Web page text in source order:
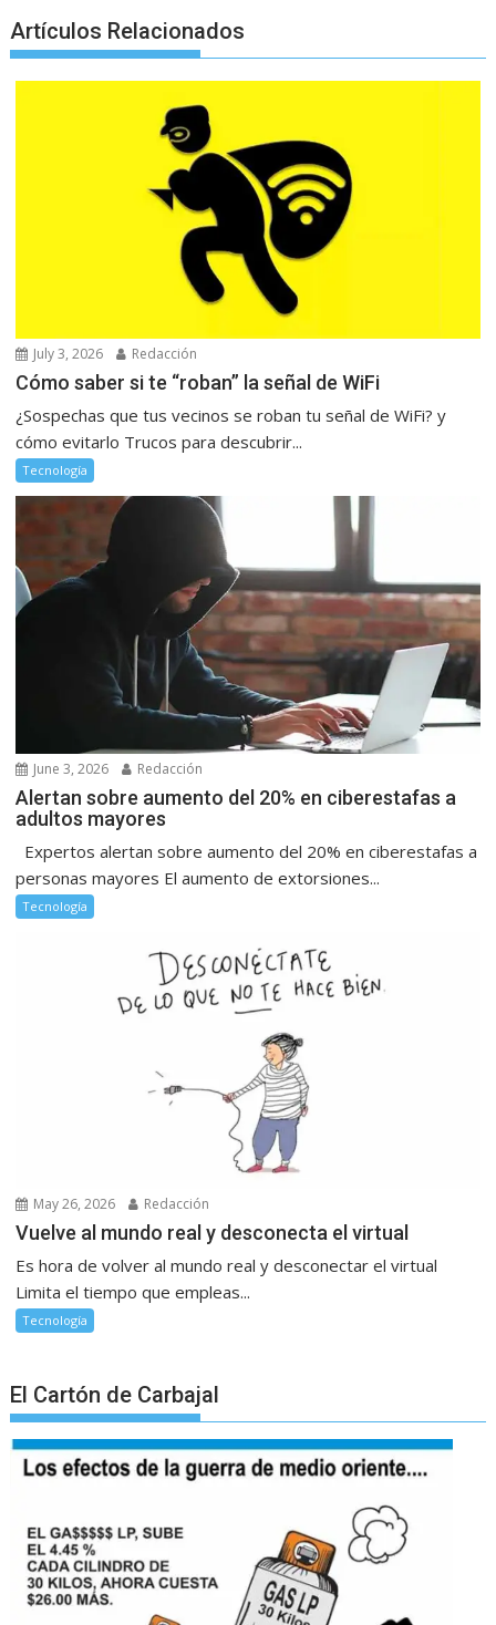
Artículos Relacionados
July 3, 2026 Redacción
Cómo saber si te “roban” la señal de WiFi
¿Sospechas que tus vecinos se roban tu señal de WiFi? y
cómo evitarlo Trucos para descubrir...
Tecnología
June 3, 2026 Redacción
Alertan sobre aumento del 20% en ciberestafas a
adultos mayores
Expertos alertan sobre aumento del 20% en ciberestafas a
personas mayores El aumento de extorsiones...
Tecnología
May 26, 2026 Redacción
Vuelve al mundo real y desconecta el virtual
Es hora de volver al mundo real y desconectar el virtual
Limita el tiempo que empleas...
Tecnología
El Cartón de Carbajal